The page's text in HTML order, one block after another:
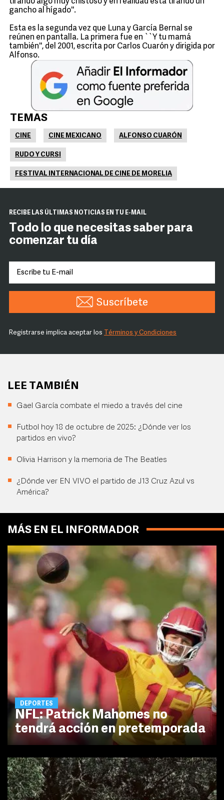
gancho al hígado''.
Esta es la segunda vez que Luna y García Bernal se
reúnen en pantalla. La primera fue en ``Y tu mamá
también'', del 2001, escrita por Carlos Cuarón y dirigida por
Alfonso.
TEMAS
CINE CINE MEXICANO ALFONSO CUARÓN
RUDO Y CURSI
FESTIVAL INTERNACIONAL DE CINE DE MORELIA
RECIBE LAS ÚLTIMAS NOTICIAS EN TU E-MAIL
Todo lo que necesitas saber para
comenzar tu día
Suscríbete
Registrarse implica aceptar los Términos y Condiciones
LEE TAMBIÉN
Gael García combate el miedo a través del cine
Futbol hoy 18 de octubre de 2025: ¿Dónde ver los
partidos en vivo?
Olivia Harrison y la memoria de The Beatles
¿Dónde ver EN VIVO el partido de J13 Cruz Azul vs
América?
MÁS EN EL INFORMADOR
DEPORTES
NFL: Patrick Mahomes no
tendrá acción en pretemporada